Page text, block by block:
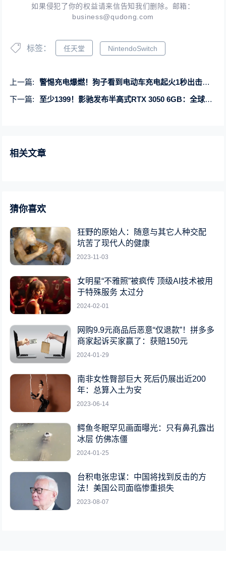
如果侵犯了你的权益请来信告知我们删除。邮箱：
business@qudong.com
标签： 任天堂 NintendoSwitch
上一篇:
警惕充电爆燃！狗子看到电动车充电起火1秒出击：迅速咬断电线
下一篇:
至少1399！影驰发布半高式RTX 3050 6GB：全球第一款全白刀卡
相关文章
猜你喜欢
狂野的原始人：随意与其它人种交配
坑苦了现代人的健康
2023-11-03
女明星“不雅照”被疯传 顶级AI技术被用
于特殊服务 太过分
2024-02-01
网购9.9元商品后恶意“仅退款”！拼多多
商家起诉买家赢了：获赔150元
2024-01-29
南非女性臀部巨大 死后仍展出近200
年：总算入土为安
2023-06-14
鳄鱼冬眠罕见画面曝光：只有鼻孔露出
冰层 仿佛冻僵
2024-01-25
台积电张忠谋：中国将找到反击的方
法！美国公司面临惨重损失
2023-08-07